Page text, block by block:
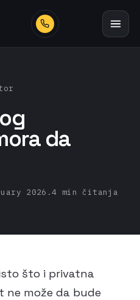
da
2026.4 min čitanja
što i privatna
ne može da bude